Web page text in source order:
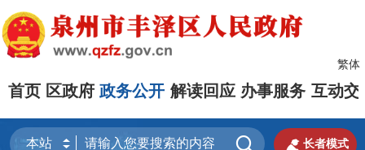
繁体
首页 区政府 政务公开 解读回应 办事服务 互动交
  长者模式